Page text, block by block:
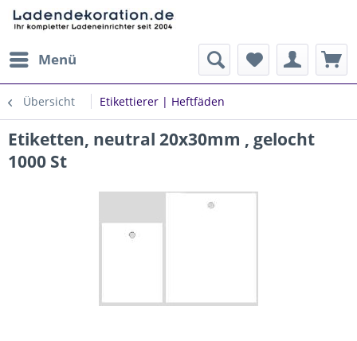
Menü
Übersicht Etikettierer | Heftfäden
Etiketten, neutral 20x30mm , gelocht
1000 St